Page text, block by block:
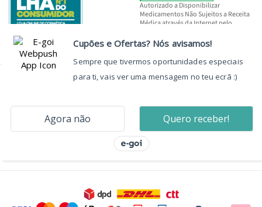
Autorizado a Disponibilizar
Medicamentos Não Sujeitos a Receita
Médica através da Internet pelo